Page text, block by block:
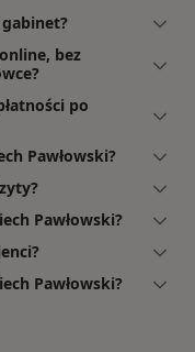
bez
po
Pawłowski?
Pawłowski?
Pawłowski?